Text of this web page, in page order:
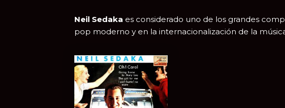
Neil Sedaka es considerado uno de los grandes
pop moderno y en la internacionalización de la